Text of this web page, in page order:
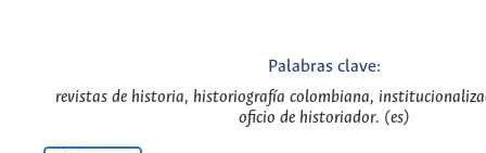
Palabras clave:
revistas de historia, historiografía colombiana,
oficio de historiador. (es)